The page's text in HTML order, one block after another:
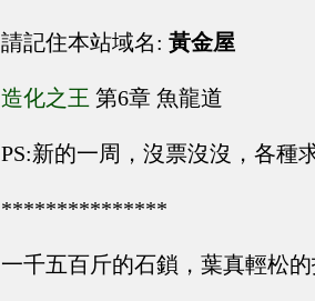
請記住本站域名: 黃金屋
造化之王 第6章 魚龍道
PS:新的一周，沒票沒沒，各種
***************
一千五百斤的石鎖，葉真輕松